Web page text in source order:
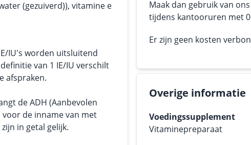
(gezuiverd)), vitamine e
IU's worden uitsluitend
van 1 IE/IU verschilt
afspraken.
de ADH (Aanbevolen
voor de inname van met
in getal gelijk.
Maak dan gebruik van ons
tijdens kantooruren met
Er zijn geen kosten
Overige informatie
Voedingssupplement
Vitaminepreparaat